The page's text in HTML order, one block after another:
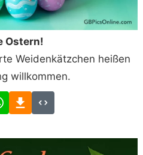
Ostern!
Weidenkätzchen heißen
willkommen.